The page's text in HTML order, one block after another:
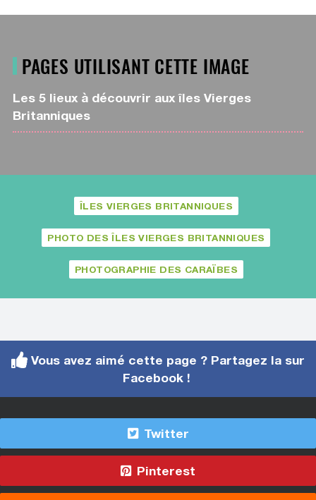
PAGES UTILISANT CETTE IMAGE
Les 5 lieux à découvrir aux îles Vierges
Britanniques
ÎLES VIERGES BRITANNIQUES
PHOTO DES ÎLES VIERGES BRITANNIQUES
PHOTOGRAPHIE DES CARAÏBES
Vous avez aimé cette page ? Partagez la sur
Facebook !
Twitter
Pinterest